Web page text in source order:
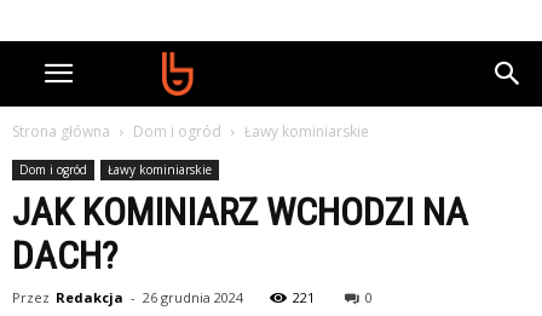
Strona główna Dom i ogród Ławy kominiarskie
Dom i ogród Ławy kominiarskie
JAK KOMINIARZ WCHODZI NA
DACH?
Przez Redakcja - 26 grudnia 2024 221 0